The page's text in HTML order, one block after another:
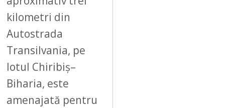
kilometri din
Autostrada
Transilvania, pe
lotul Chiribiș–
Biharia, este
amenajată pentru